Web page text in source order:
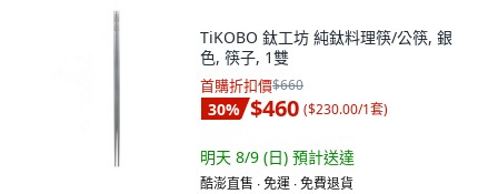
TiKOBO 鈦工坊 純鈦料理筷/公筷, 銀
色, 筷子, 1雙
首購折扣價$660
30% $460 ($230.00/1套)
明天 8/9 (日) 預計送達
酷澎直售 ∙ 免運 ∙ 免費退貨